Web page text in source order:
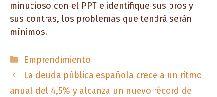
minucioso con el PPT e identifique sus pros y
sus contras, los problemas que tendrá serán
mínimos.
Categorías
Emprendimiento
La deuda pública española crece a un ritmo
anual del 4,5% y alcanza un nuevo récord de